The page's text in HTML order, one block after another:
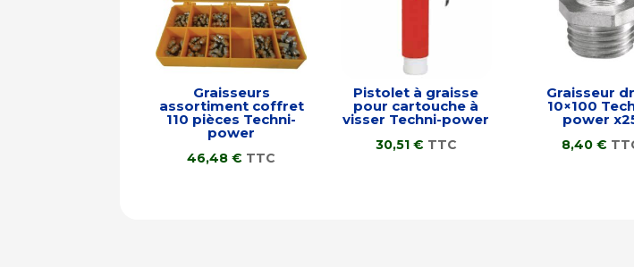
Graisseurs
assortiment coffret
110 pièces Techni-
power
46,48€ TTC
Pistolet à graisse
pour cartouche à
visser Techni-power
30,51 € TTC
Graisseur
10×100
power
8,40 €